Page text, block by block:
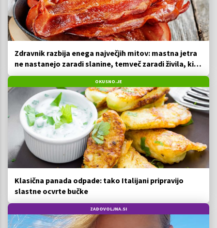
Zdravnik razbija enega največjih mitov: mastna jetra
ne nastanejo zaradi slanine, temveč zaradi živila, ki
ga imamo vsi radi
OKUSNO.JE
Klasična panada odpade: tako Italijani pripravijo
slastne ocvrte bučke
ZADOVOLJNA.SI